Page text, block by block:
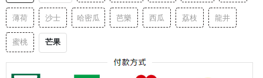
薄荷 沙士 哈密瓜 芭樂 西瓜 荔枝 龍井
蜜桃 芒果